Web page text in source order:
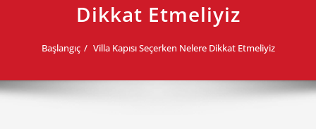
Dikkat Etmeliyiz
Başlangıç Villa Kapısı Seçerken Nelere Dikkat Etmeliyiz